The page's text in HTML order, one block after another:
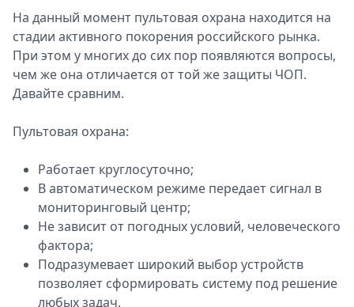
На данный момент пультовая охрана находится на
стадии активного покорения российского рынка.
При этом у многих до сих пор появляются вопросы,
чем же она отличается от той же защиты ЧОП.
Давайте сравним.
Пультовая охрана:
Работает круглосуточно;
В автоматическом режиме передает сигнал в
мониторинговый центр;
Не зависит от погодных условий, человеческого
фактора;
Подразумевает широкий выбор устройств
позволяет сформировать систему под решение
любых задач.